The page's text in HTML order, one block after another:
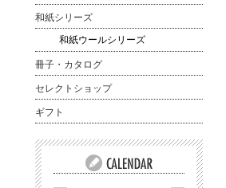
和紙シリーズ
和紙ウールシリーズ
冊子・カタログ
セレクトショップ
ギフト